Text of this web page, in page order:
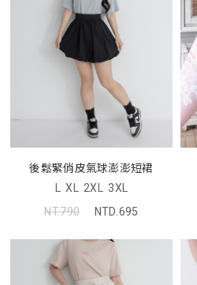
後鬆緊俏皮氣球澎澎短裙
L XL 2XL 3XL
NT.790
NTD.695